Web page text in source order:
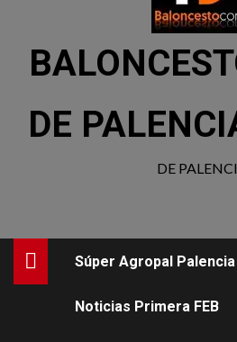
DE
DE
Súper Agropal Palencia
Noticias Primera FEB